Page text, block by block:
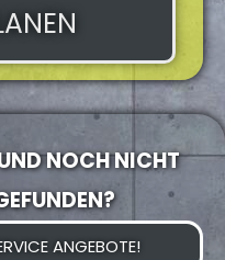
NOCH NICHT
ANGEBOTE!